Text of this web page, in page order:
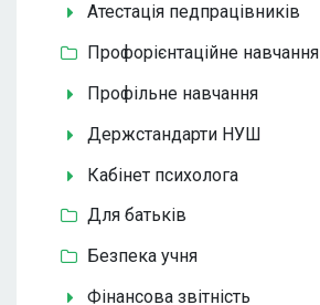
Атестація педпрацівників
Профорієнтаційне навчання
Профільне навчання
Держстандарти НУШ
Кабінет психолога
Для батьків
Безпека учня
Фінансова звітність